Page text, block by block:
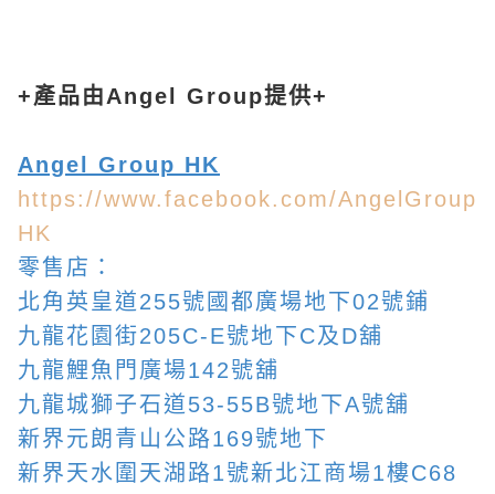
+產品由Angel Group提供+
Angel Group HK
https://www.facebook.com/AngelGroup
HK
零售店：
北角英皇道255號國都廣場地下02號鋪
九龍花園街205C-E號地下C及D舖
九龍鯉魚門廣場142號舖
九龍城獅子石道53-55B號地下A號舖
新界元朗青山公路169號地下
新界天水圍天湖路1號新北江商場1樓C68